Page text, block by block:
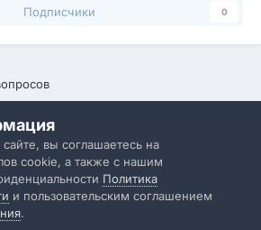
Подписчики 0
Обратная связь
IBResource
by Invision Community
вы соглашаетесь на
cookie, а также с нашим
Политика
и пользовательским соглашением
.